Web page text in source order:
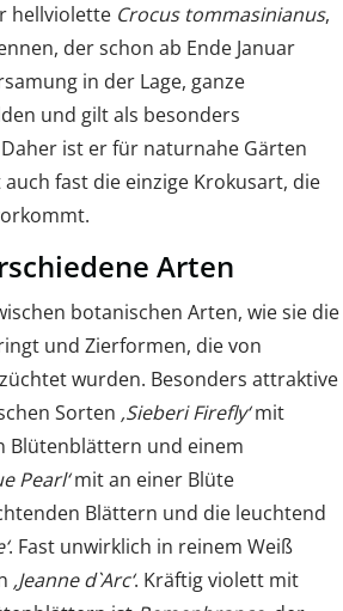
hellviolette Crocus tommasinianus,
der schon ab Ende Januar
in der Lage, ganze
und gilt als besonders
ist er für naturnahe Gärten
fast die einzige Krokusart, die
Arten
botanischen Arten, wie sie die
und Zierformen, die von
wurden. Besonders attraktive
Sorten ‚Sieberi Firefly‘mit
Blütenblättern und einem
Pearl‘mit an einer Blüte
Blättern und die leuchtend
. Fast unwirklich in reinem Weiß
‚Jeanne d`Arc‘. Kräftig violett mit